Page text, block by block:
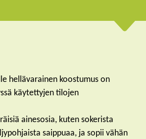
hellävarainen koostumus on
käytettyjen tilojen
ainesosia, kuten sokerista
saippuaa, ja sopii vähän